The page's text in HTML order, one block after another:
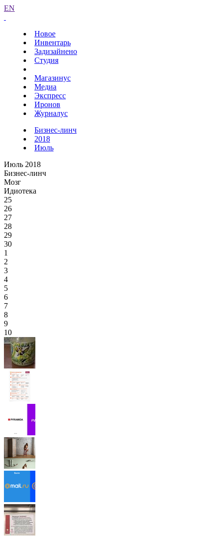
EN
Новое
Инвентарь
Задизайнено
Студия
Магазинус
Медиа
Экспресс
Иронов
Журналус
Бизнес-линч
2018
Июль
Июль 2018
Бизнес-линч
Мозг
Идиотека
25
26
27
28
29
30
1
2
3
4
5
6
7
8
9
10